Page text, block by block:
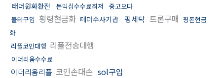
태더원화환전 돈믹싱수수료최저
중고오다
블테구입 횡령현금화 테더수사기관 핑세탁 트론구매 핑돈현금
화
리플코인대행 리플전송대행
이더리움수수료
이더리움리플 코인손대손 sol구입